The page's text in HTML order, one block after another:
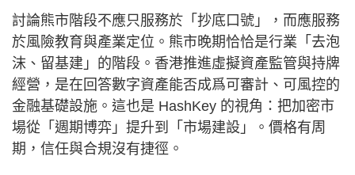
討論熊市階段不應只服務於「抄底口號」，而應服務
於風險教育與產業定位。熊市晚期恰恰是行業「去泡
沫、留基建」的階段。香港推進虛擬資產監管與持牌
經營，是在回答數字資產能否成爲可審計、可風控的
金融基礎設施。這也是 HashKey 的視角：把加密市
場從「週期博弈」提升到「市場建設」。價格有周
期，信任與合規沒有捷徑。